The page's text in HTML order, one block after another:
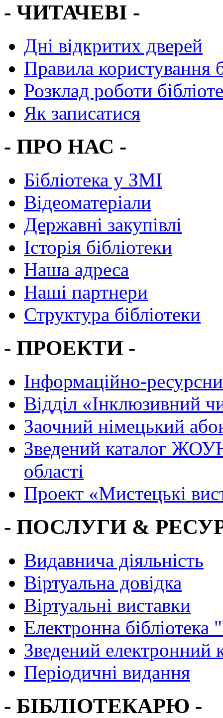
- ЧИТАЧЕВІ -
Дні відкритих дверей
Правила користування
Розклад роботи
Як записатися
- ПРО НАС -
Бібліотека у ЗМІ
Відеоматеріали
Державні закупівлі
Історія бібліотеки
Наша адреса
Наші партнери
Структура бібліотеки
- ПРОЕКТИ -
Інформаційно-
Вiддiл «Інклюзивний
Заочний німецький
Зведений каталог
області
Проект «Мистецькі
- ПОСЛУГИ &
Видавнича діяльність
Віртуальна довідка
Віртуальні виставки
Електронна
Зведений електронний
Періодичні видання
- БІБЛІОТЕКАРЮ -